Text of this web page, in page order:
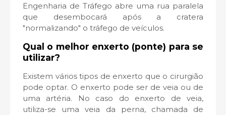
Engenharia de Tráfego abre uma rua paralela
que desembocará após a cratera
"normalizando" o tráfego de veículos.
Qual o melhor enxerto (ponte) para se
utilizar?
Existem vários tipos de enxerto que o cirurgião
pode optar. O enxerto pode ser de veia ou de
uma artéria. No caso do enxerto de veia,
utiliza-se uma veia da perna, chamada de